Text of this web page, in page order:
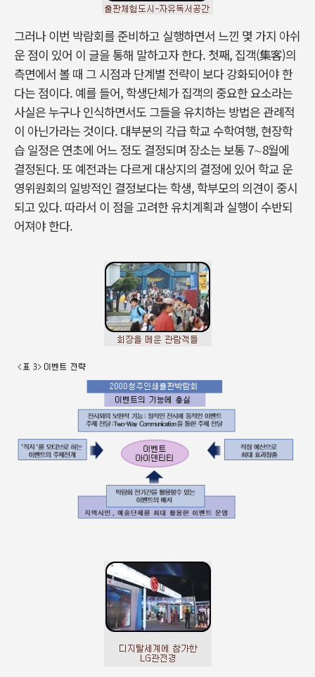
그러나 이번 박람회를 준비하고 실행하면서 느낀 몇 가지 아쉬
운 점이 있어 이 글을 통해 말하고자 한다. 첫째, 집객(集客)의
측면에서 볼 때 그 시점과 단계별 전략이 보다 강화되어야 한
다는 점이다. 예를 들어, 학생단체가 집객의 중요한 요소라는
사실은 누구나 인식하면서도 그들을 유치하는 방법은 관례적
이 아닌가라는 것이다. 대부분의 각급 학교 수학여행, 현장학
습 일정은 연초에 어느 정도 결정되며 장소는 보통 7∼8월에
결정된다. 또 예전과는 다르게 대상지의 결정에 있어 학교 운
영위원회의 일방적인 결정보다는 학생, 학부모의 의견이 중시
되고 있다. 따라서 이 점을 고려한 유치계획과 실행이 수반되
어져야 한다.